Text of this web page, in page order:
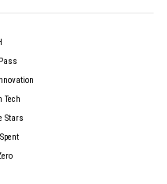
Tech
Stars